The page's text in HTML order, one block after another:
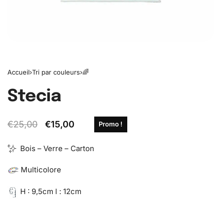
Accueil›Tri par couleurs›🌈
Stecia
€25,00 €15,00 Promo !
Bois – Verre – Carton
Multicolore
H : 9,5cm l : 12cm